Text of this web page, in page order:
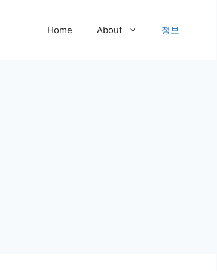
Home About 정보